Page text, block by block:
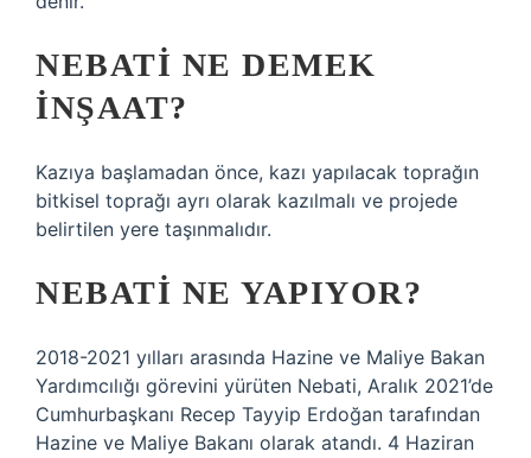
NEBATI NE DEMEK
INŞAAT?
Kazıya başlamadan önce, kazı yapılacak toprağın
bitkisel toprağı ayrı olarak kazılmalı ve projede
belirtilen yere taşınmalıdır.
NEBATI NE YAPIYOR?
2018-2021 yılları arasında Hazine ve Maliye Bakan
Yardımcılığı görevini yürüten Nebati, Aralık 2021’de
Cumhurbaşkanı Recep Tayyip Erdoğan tarafından
Hazine ve Maliye Bakanı olarak atandı. 4 Haziran